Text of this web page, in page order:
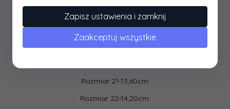
Idealne jako obuwie domowe, do żłobka i przedszkola.
W sezonie letnim jako obuwie zewnętrzne.
Produkt polski
Rozmiar 21-13,60cm
Rozmiar 22-14,20cm
Zapisz ustawienia i zamknij
Zaakceptuj wszystkie